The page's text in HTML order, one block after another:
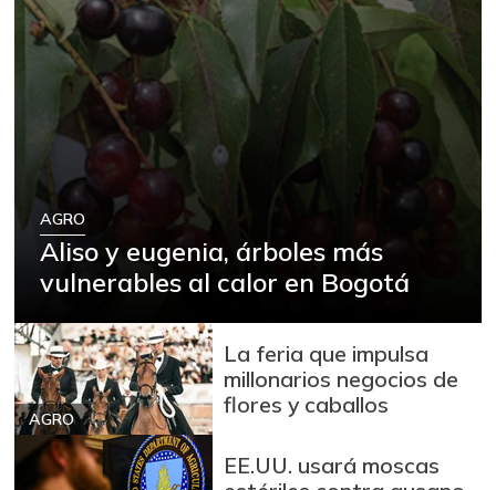
AGRO
Aliso y eugenia, árboles más
vulnerables al calor en Bogotá
AGRO
La feria que impulsa
millonarios negocios de
flores y caballos
EE.UU. usará moscas